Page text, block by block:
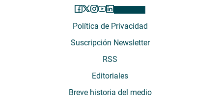
Política de Privacidad
Suscripción Newsletter
RSS
Editoriales
Breve historia del medio